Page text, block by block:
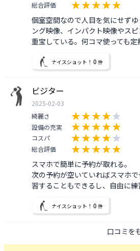
総合評価
個室空間なので人目を気にせず
ング映像、インパクト映像やス
重宝している。何コマ使っても定
ナイスショット！ 0 件
ビジター
2025-02-03
綺麗さ
設備の充実
コスパ
総合評価
スマホで簡単に予約が取れる。
次の予約が空いていればスマホ
習することもできるし、自由に練
ナイスショット！ 0 件
口コミを